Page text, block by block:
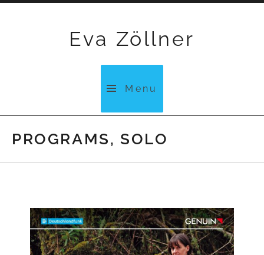
Eva Zöllner
Menu
PROGRAMS, SOLO